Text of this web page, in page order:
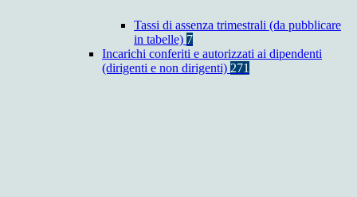
Tassi di assenza trimestrali (da pubblicare
in tabelle) 7
Incarichi conferiti e autorizzati ai dipendenti
(dirigenti e non dirigenti) 271